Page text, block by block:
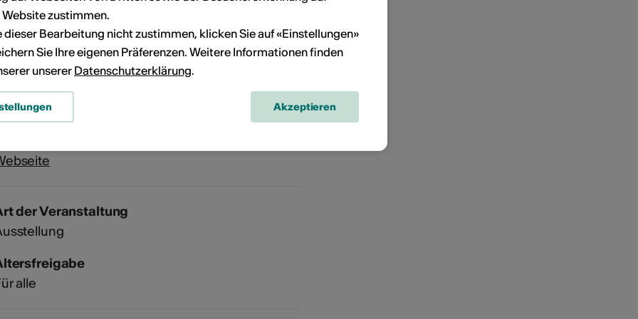
Sierre
SO Valais, Médiathèque Sierre
de la Plaine 2
Sierre
058 606 89 27
der Veranstaltung
alle
Website zustimmen.
dieser Bearbeitung nicht zustimmen, klicken Sie auf «Einstellungen»
Sie Ihre eigenen Präferenzen. Weitere Informationen finden
unserer Datenschutzerklärung.
Akzeptieren